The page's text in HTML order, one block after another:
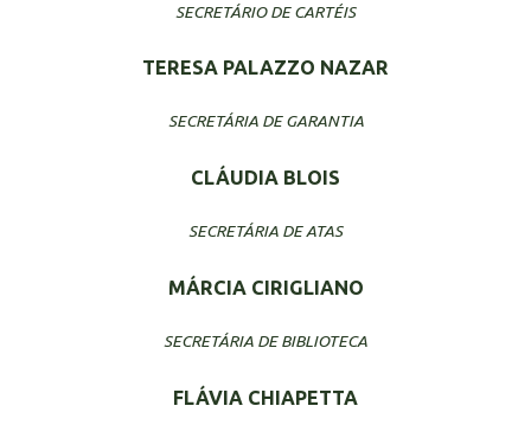
SECRETÁRIO DE CARTÉIS
TERESA PALAZZO NAZAR
SECRETÁRIA DE GARANTIA
CLÁUDIA BLOIS
SECRETÁRIA DE ATAS
MÁRCIA CIRIGLIANO
SECRETÁRIA DE BIBLIOTECA
FLÁVIA CHIAPETTA